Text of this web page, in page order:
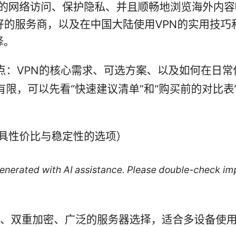
网络访问、保护隐私、并且顺畅地浏览海外内
服务商，以及在中国大陆使用VPN的实用技巧
：VPN的核心需求、可选方案、以及如何在日
，可以先看“快速建议清单”和“购买前的对比
价比与稳定性的选项）
with AI assistance. Please double-check
双重加密、广泛的服务器选择，适合多设备使用